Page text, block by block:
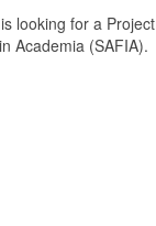
looking for a Project
Academia (SAFIA).